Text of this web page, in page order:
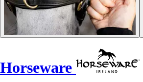
Horseware